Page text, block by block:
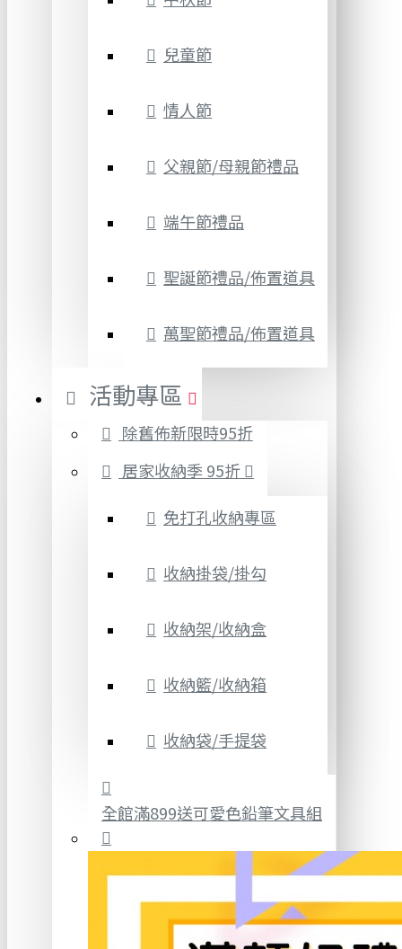
兒童節
情人節
父親節/母親節禮品
端午節禮品
聖誕節禮品/佈置道具
萬聖節禮品/佈置道具
活動專區
除舊佈新限時95折
居家收納季 95折
免打孔收納專區
收納掛袋/掛勾
收納架/收納盒
收納籃/收納箱
收納袋/手提袋
全館滿899送可愛色鉛筆文具組